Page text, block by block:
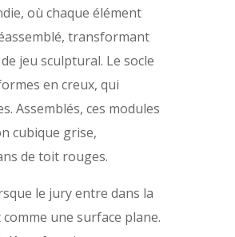
où chaque élément
transformant
jeu sculptural. Le socle
en creux, qui
Assemblés, ces modules
cubique grise,
de toit rouges.
le jury entre dans la
une surface plane.